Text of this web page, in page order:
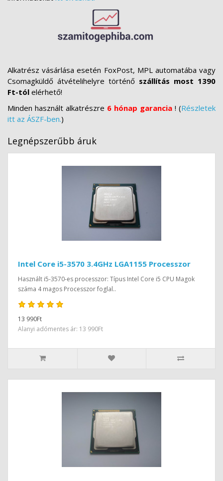
Alkatrész vásárlása esetén FoxPost, MPL automatába vagy
Csomagküldő átvételihelyre történő szállítás most 1390
Ft-tól elérhető!
Minden használt alkatrészre 6 hónap garancia ! (Részletek
itt az ÁSZF-ben.)
Legnépszerűbb áruk
Intel Core i5-3570 3.4GHz LGA1155 Processzor
Használt i5-3570-es processzor: Típus Intel Core i5 CPU Magok
száma 4 magos Processzor foglal..
13 990Ft
Alanyi adómentes ár: 13 990Ft